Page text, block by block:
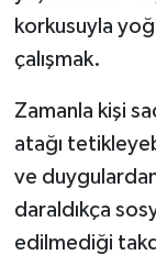
korkusuyla
çalışmak.
Zamanla kişi
atağı
ve duygulardan
daraldıkça
edilmediği